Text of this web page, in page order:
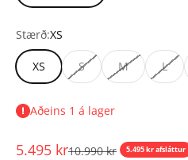
Stærð:XS
XS S M L
Aðeins 1 á lager
Tilboðsverð
5.495 krUpprunalegt verð
10.990 kr 5.495 kr afsláttur